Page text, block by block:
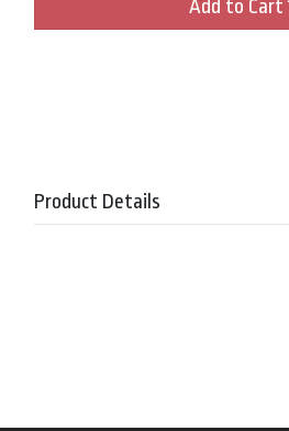
Add to Cart
Product Details